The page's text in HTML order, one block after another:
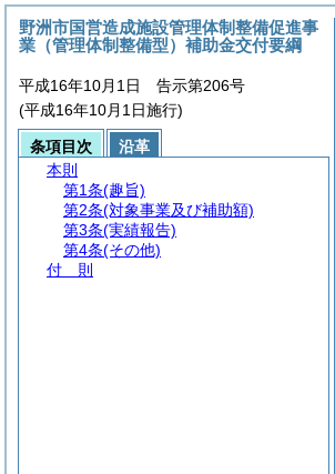
野洲市国営造成施設管理体制整備促進事
業（管理体制整備型）補助金交付要綱
平成16年10月1日 告示第206号
(平成16年10月1日施行)
条項目次
沿革
本則
第1条(趣旨)
第2条(対象事業及び補助額)
第3条(実績報告)
第4条(その他)
付 則